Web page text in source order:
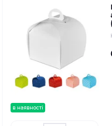
в наявності